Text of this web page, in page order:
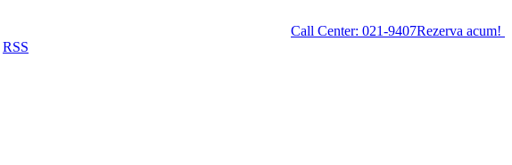
Call Center: 021-9407Rezerva acum!
RSS